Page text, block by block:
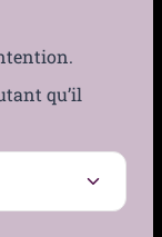
qu’il